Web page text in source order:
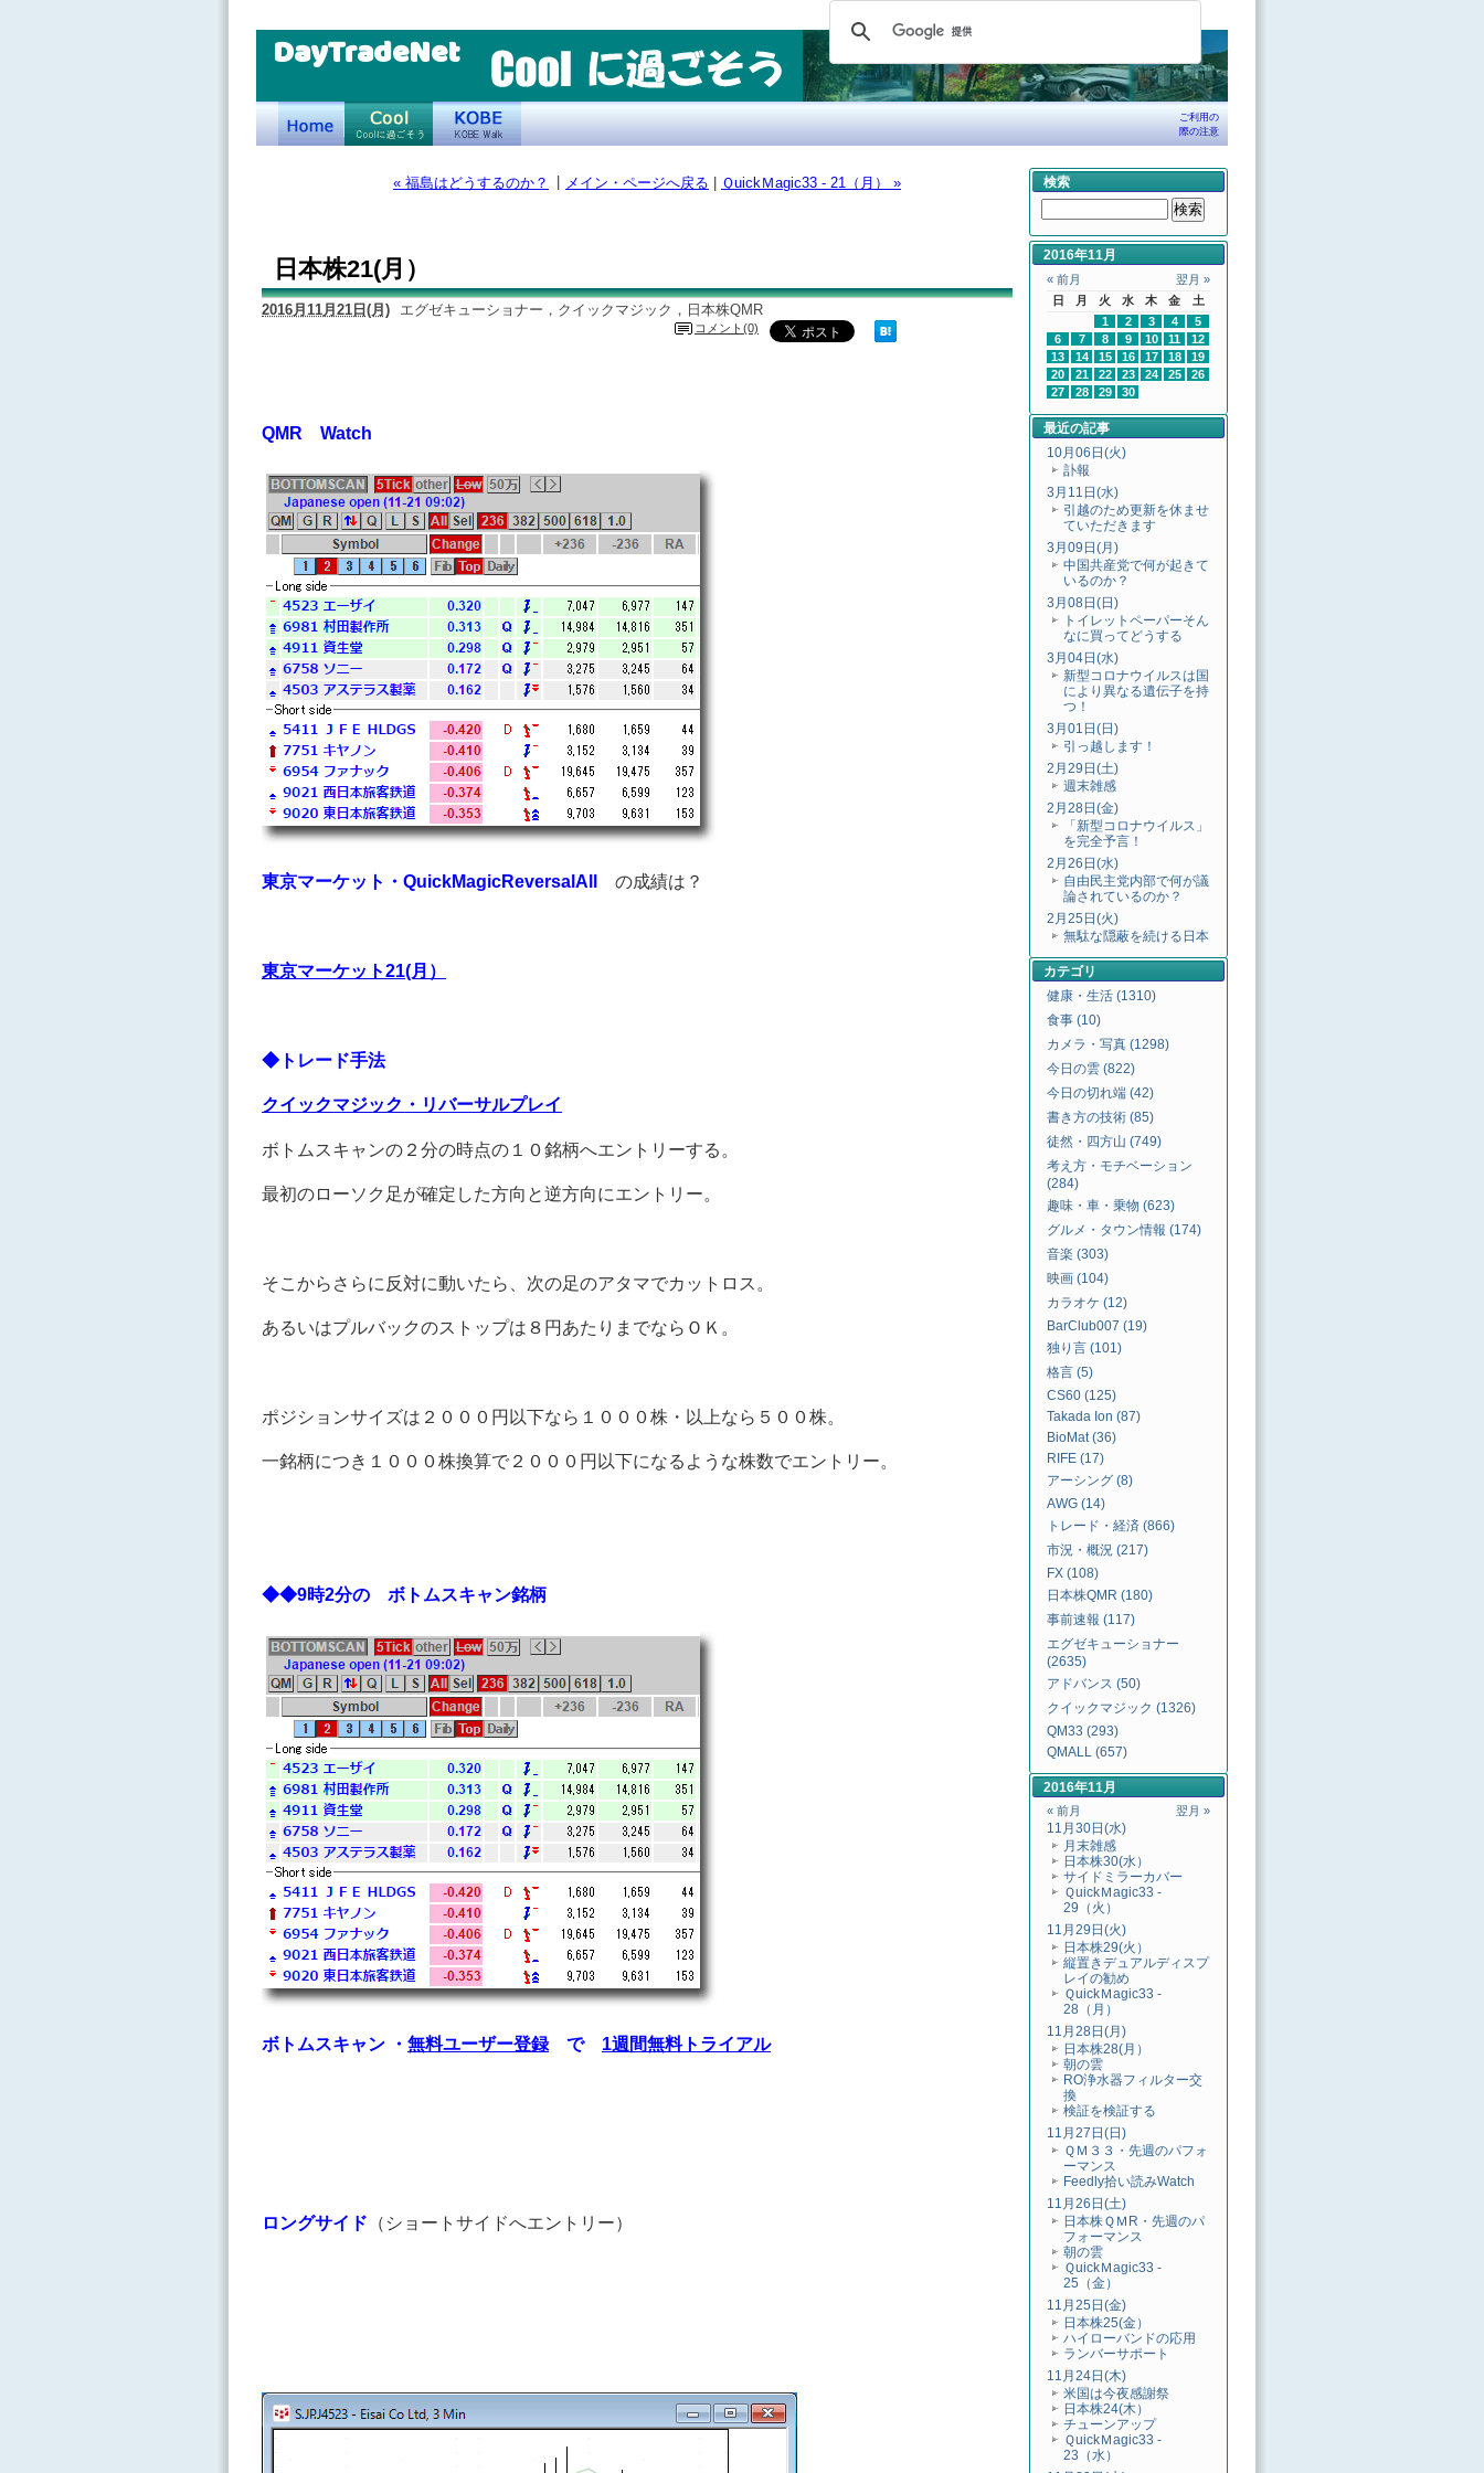
DayTradeNet
ご利用の
際の注意
« 福島はどうするのか？ メイン・ページへ戻る ＱuickＭagic33 - 21（月） »
日本株21(月）
2016月11月21日(月) エグゼキューショナー，クイックマジック，日本株QMR
コメント(0)
QMR Watch
東京マーケット・QuickMagicReversalAll の成績は？
東京マーケット21(月）
◆トレード手法
クイックマジック・リバーサルプレイ
ボトムスキャンの２分の時点の１０銘柄へエントリーする。
最初のローソク足が確定した方向と逆方向にエントリー。
そこからさらに反対に動いたら、次の足のアタマでカットロス。
あるいはプルバックのストップは８円あたりまでならＯＫ。
ポジションサイズは２０００円以下なら１０００株・以上なら５００株。
一銘柄につき１０００株換算で２０００円以下になるような株数でエントリー。
◆◆9時2分の ボトムスキャン銘柄
ボトムスキャン ・ 無料ユーザー登録で 1週間無料トライアル
ロングサイド （ショートサイドへエントリー）
検索
2016年11月
« 前月
翌月 »
日
月 火 水 木 金
土
1
2 3 4
5
6
7 8 9 10 11
12
13
14 15 16 17 18
19
20
21 22 23 24 25
26
27
28 29 30
最近の記事
10月06日(火)
訃報
3月11日(水)
引越のため更新を休ませ
ていただきます
3月09日(月)
中国共産党で何が起きて
いるのか？
3月08日(日)
トイレットペーパーそん
なに買ってどうする
3月04日(水)
新型コロナウイルスは国
により異なる遺伝子を持
つ！
3月01日(日)
引っ越します！
2月29日(土)
週末雑感
2月28日(金)
「新型コロナウイルス」
を完全予言！
2月26日(水)
自由民主党内部で何が議
論されているのか？
2月25日(火)
無駄な隠蔽を続ける日本
カテゴリ
健康・生活 (1310)
食事 (10)
カメラ・写真 (1298)
今日の雲 (822)
今日の切れ端 (42)
書き方の技術 (85)
徒然・四方山 (749)
考え方・モチベーション
(284)
趣味・車・乗物 (623)
グルメ・タウン情報 (174)
音楽 (303)
映画 (104)
カラオケ (12)
BarClub007 (19)
独り言 (101)
格言 (5)
CS60 (125)
Takada Ion (87)
BioMat (36)
RIFE (17)
アーシング (8)
AWG (14)
トレード・経済 (866)
市況・概況 (217)
FX (108)
日本株QMR (180)
事前速報 (117)
エグゼキューショナー
(2635)
アドバンス (50)
クイックマジック (1326)
QM33 (293)
QMALL (657)
2016年11月
« 前月 翌月 »
11月30日(水)
月末雑感
日本株30(水）
サイドミラーカバー
ＱuickＭagic33 -
29（火）
11月29日(火)
日本株29(火）
縦置きデュアルディスプ
レイの勧め
ＱuickＭagic33 -
28（月）
11月28日(月)
日本株28(月）
朝の雲
RO浄水器フィルター交
換
検証を検証する
11月27日(日)
ＱＭ３３・先週のパフォ
ーマンス
Feedly拾い読みWatch
11月26日(土)
日本株ＱＭR・先週のパ
フォーマンス
朝の雲
ＱuickＭagic33 -
25（金）
11月25日(金)
日本株25(金）
ハイローバンドの応用
ランバーサポート
11月24日(木)
米国は今夜感謝祭
日本株24(木）
チューンアップ
ＱuickＭagic33 -
23（水）